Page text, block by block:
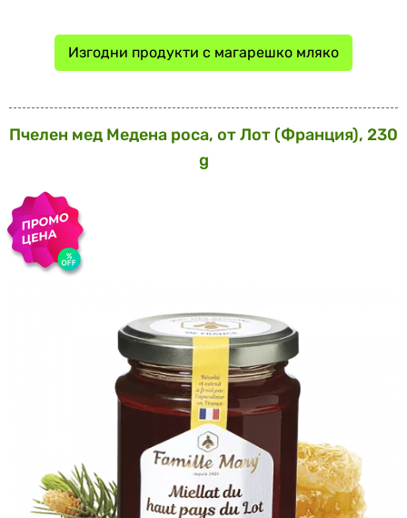
Изгодни продукти с магарешко мляко
Пчелен мед Медена роса, от Лот (Франция), 230
g